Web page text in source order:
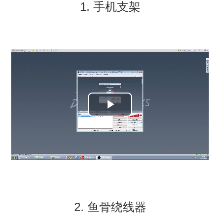
1. 手机支架
播
放
视
2. 鱼骨绕线器